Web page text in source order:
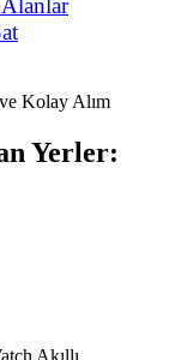
Yerler: